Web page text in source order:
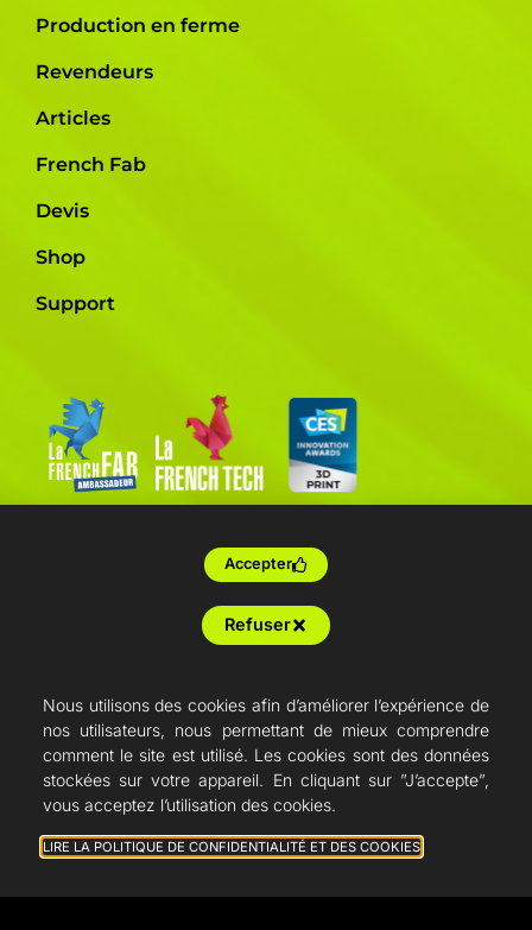
Production en ferme
Revendeurs
Articles
French Fab
Devis
Shop
Support
Conditions générales de venteMention légale
Nous utilisons des cookies afin d’améliorer l’expérience de
nos utilisateurs, nous permettant de mieux comprendre
comment le site est utilisé. Les cookies sont des données
stockées sur votre appareil. En cliquant sur ”J’accepte”,
vous acceptez l’utilisation des cookies.
LIRE LA POLITIQUE DE CONFIDENTIALITÉ ET DES COOKIES
Accepter
Refuser